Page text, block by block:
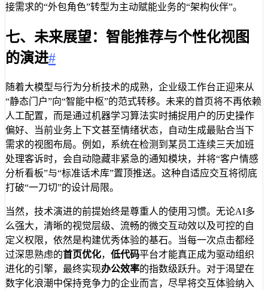
接需求的“外包角色”转型为主动赋能业务的“架构伙伴”。
七、未来展望：智能推荐与个性化视图
的演进#
随着大模型与行为分析技术的成熟，企业级工作台正迎来从
“静态门户”向“智能中枢”的范式转移。未来的首页将不再依赖
人工配置，而是通过机器学习算法实时捕捉用户的历史操作
偏好、当前业务上下文甚至情绪状态，自动生成最贴合当下
需求的视图布局。例如，系统在检测到某员工连续三天加班
处理客诉时，会自动隐藏非紧急的通知模块，并将“客户情感
分析看板”与“标准话术库”置顶推送。这种自适应交互将彻底
打破“一刀切”的设计局限。
当然，技术演进的前提始终是尊重人的使用习惯。无论AI多
么强大，清晰的视觉层级、流畅的微交互动效以及可控的自
定义权限，依然是构建优秀体验的基石。当每一次点击都经
过深思熟虑的首页优化， 低代码平台才能真正成为驱动组织
进化的引擎，最终实现办公效率的指数级跃升。对于渴望在
数字化浪潮中保持竞争力的企业而言，尽早将交互体验纳入